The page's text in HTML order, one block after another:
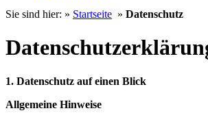
Sie sind hier: » Startseite » Datenschutz
1. Datenschutz auf einen Blick
Allgemeine Hinweise